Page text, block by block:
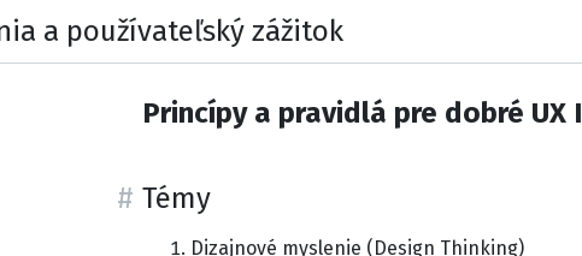
a používateľský zážitok
Princípy a pravidlá pre dobré UX I
Témy
Dizajnové myslenie (Design Thinking)